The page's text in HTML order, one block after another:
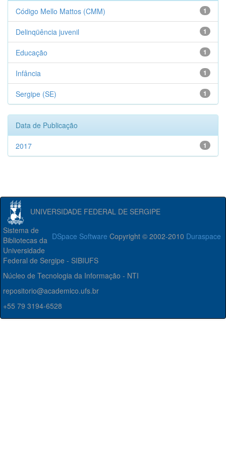
1
Código Mello Mattos (CMM)
1
Delinqüência juvenil
1
Educação
1
Infância
1
Sergipe (SE)
Data de Publicação
1
2017
UNIVERSIDADE FEDERAL DE SERGIPE
DSpace Software Copyright © 2002-2010 Duraspace
Sistema de
Bibliotecas da
Universidade
Federal de Sergipe - SIBIUFS
Núcleo de Tecnologia da Informação - NTI
repositorio@academico.ufs.br
+55 79 3194-6528